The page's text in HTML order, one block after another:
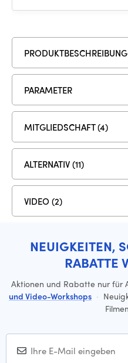
PRODUKTBESCHREIBUNG
PARAMETER
MITGLIEDSCHAFT (4)
ALTERNATIV (11)
VIDEO (2)
NEUIGKEITEN,
RABATTE
Aktionen und Rabatte nur für
und Video-Workshops ·